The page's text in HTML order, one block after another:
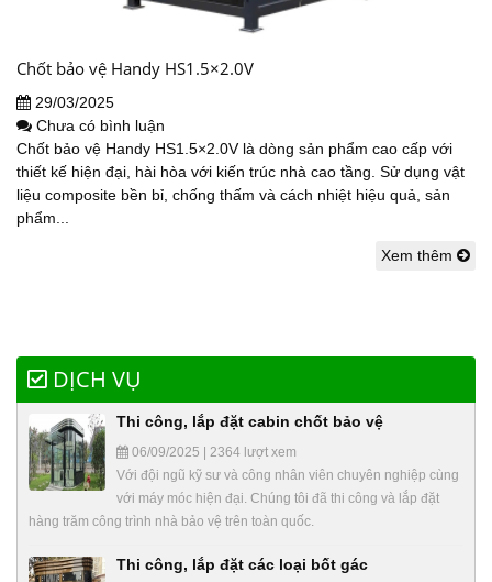
Chốt bảo vệ Handy HS1.5×2.0V
29/03/2025
Chưa có bình luận
Chốt bảo vệ Handy HS1.5×2.0V là dòng sản phẩm cao cấp với
thiết kế hiện đại, hài hòa với kiến trúc nhà cao tầng. Sử dụng vật
liệu composite bền bỉ, chống thấm và cách nhiệt hiệu quả, sản
phẩm...
Xem thêm
DỊCH VỤ
Thi công, lắp đặt cabin chốt bảo vệ
06/09/2025 | 2364 lượt xem
Với đội ngũ kỹ sư và công nhân viên chuyên nghiệp cùng
với máy móc hiện đại. Chúng tôi đã thi công và lắp đặt
hàng trăm công trình nhà bảo vệ trên toàn quốc.
Thi công, lắp đặt các loại bốt gác